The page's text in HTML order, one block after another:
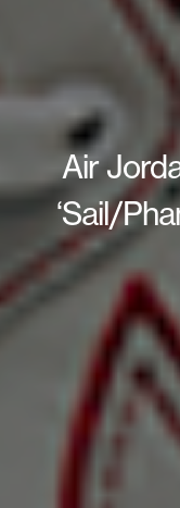
Air
‘Sail/